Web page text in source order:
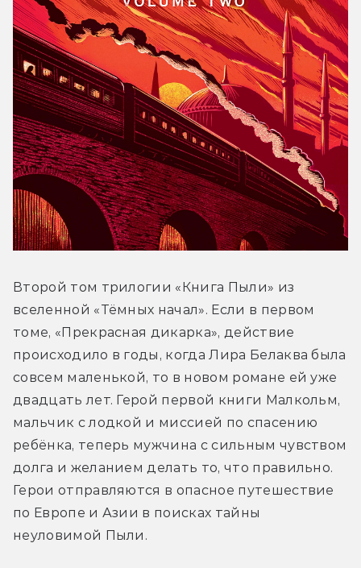
Второй том трилогии «Книга Пыли» из
вселенной «Тёмных начал». Если в первом
томе, «Прекрасная дикарка», действие
происходило в годы, когда Лира Белаква была
совсем маленькой, то в новом романе ей уже
двадцать лет. Герой первой книги Малкольм,
мальчик с лодкой и миссией по спасению
ребёнка, теперь мужчина с сильным чувством
долга и желанием делать то, что правильно.
Герои отправляются в опасное путешествие
по Европе и Азии в поисках тайны
неуловимой Пыли.